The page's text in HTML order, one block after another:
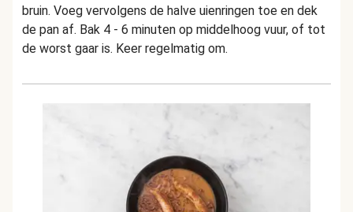
bruin. Voeg vervolgens de halve uienringen toe en dek
de pan af. Bak 4 - 6 minuten op middelhoog vuur, of tot
de worst gaar is. Keer regelmatig om.